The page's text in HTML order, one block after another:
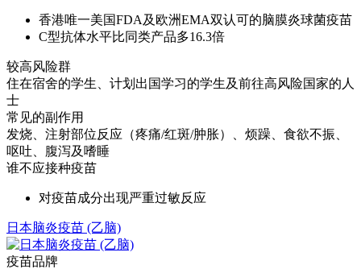
香港唯一美国FDA及欧洲EMA双认可的脑膜炎球菌疫苗
C型抗体水平比同类产品多16.3倍
较高风险群
住在宿舍的学生、计划出国学习的学生及前往高风险国家的人
士
常见的副作用
发烧、注射部位反应（疼痛/红斑/肿胀）、烦躁、食欲不振、
呕吐、腹泻及嗜睡
谁不应接种疫苗
对疫苗成分出现严重过敏反应
日本脑炎疫苗 (乙脑)
疫苗品牌